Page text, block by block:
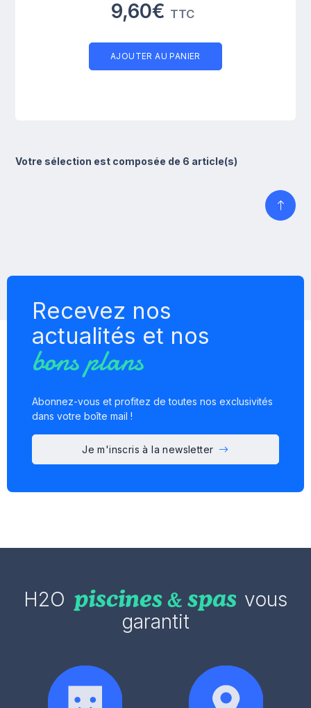
9,60€ TTC
AJOUTER AU PANIER
Votre sélection est composée de 6 article(s)
Recevez nos
actualités et nos
bons plans
Abonnez-vous et profitez de toutes nos exclusivités
dans votre boîte mail !
Je m'inscris à la newsletter
H2O
vous
garantit